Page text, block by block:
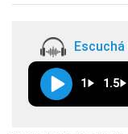
1 1.5